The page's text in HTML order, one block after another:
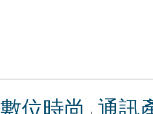
數位時尚
通訊